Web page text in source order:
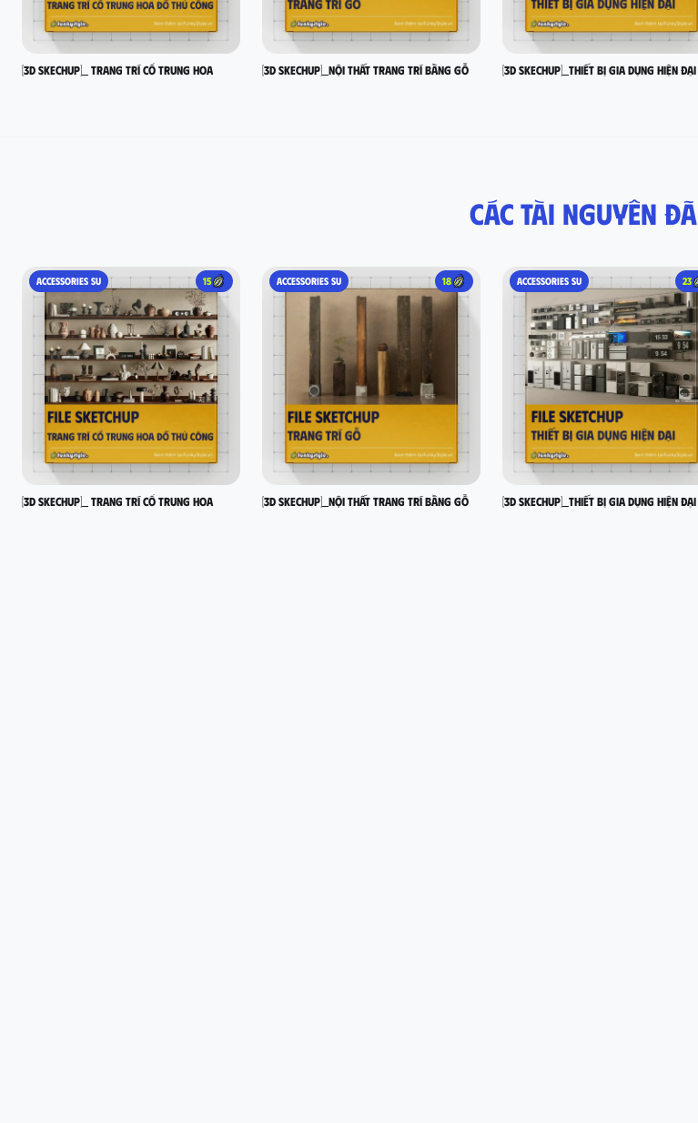
[3D SKECHUP]_ Trang trí cổ Trung Hoa [3D SKECHUP]_Nội thất trang trí bằng gỗ [3D SKECHUP]_Thiết bị gia dụng hiện đại
Các tài nguyên
ACCESSORIES SU 15
[3D SKECHUP]_ Trang trí cổ Trung Hoa
ACCESSORIES SU 18
[3D SKECHUP]_Nội thất trang trí bằng gỗ
ACCESSORIES SU 23
[3D SKECHUP]_Thiết bị gia dụng hiện đại